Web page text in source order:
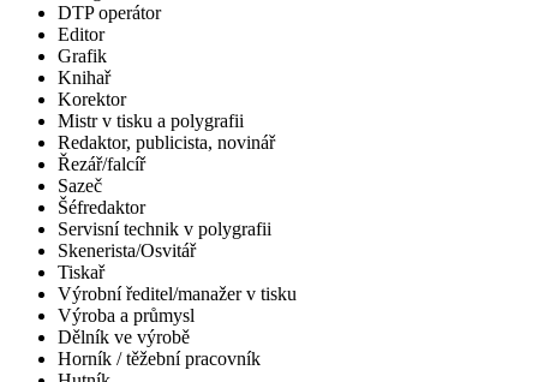
DTP operátor
Editor
Grafik
Knihař
Korektor
Mistr v tisku a polygrafii
Redaktor, publicista, novinář
Řezář/falcíř
Sazeč
Šéfredaktor
Servisní technik v polygrafii
Skenerista/Osvitář
Tiskař
Výrobní ředitel/manažer v tisku
Výroba a průmysl
Dělník ve výrobě
Horník / těžební pracovník